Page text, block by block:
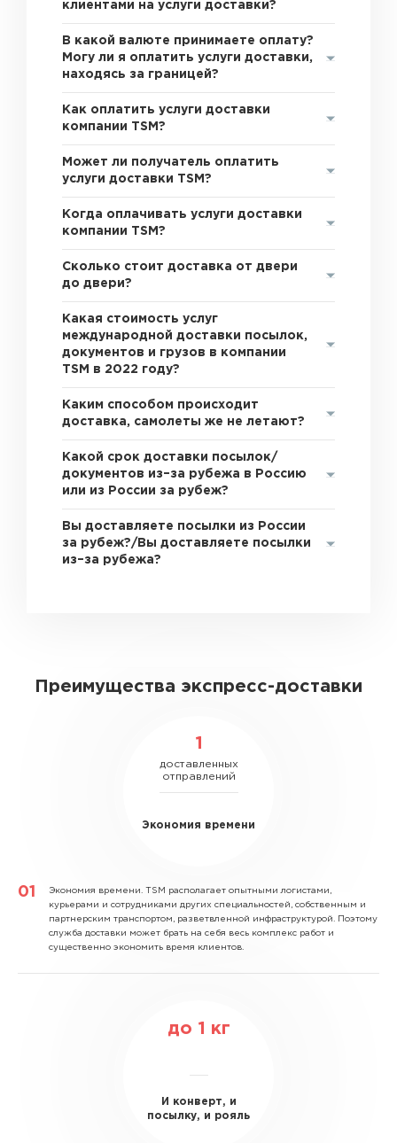
клиентами на услуги доставки?
В какой валюте принимаете оплату?
Могу ли я оплатить услуги доставки,
находясь за границей?
Как оплатить услуги доставки
компании TSM?
Может ли получатель оплатить
услуги доставки TSM?
Когда оплачивать услуги доставки
компании TSM?
Сколько стоит доставка от двери
до двери?
Какая стоимость услуг
международной доставки посылок,
документов и грузов в компании
TSM в 2022 году?
Каким способом происходит
доставка, самолеты же не летают?
Какой срок доставки посылок/
документов из–за рубежа в Россию
или из России за рубеж?
Вы доставляете посылки из России
за рубеж?/Вы доставляете посылки
из–за рубежа?
Преимущества экспресс-доставки
1
доставленных
отправлений
Экономия времени
Экономия времени. TSM располагает опытными логистами,
курьерами и сотрудниками других специальностей, собственным и
партнерским транспортом, разветвленной инфраструктурой. Поэтому
служба доставки может брать на себя весь комплекс работ и
существенно экономить время клиентов.
до 1 кг
И конверт, и
посылку, и рояль